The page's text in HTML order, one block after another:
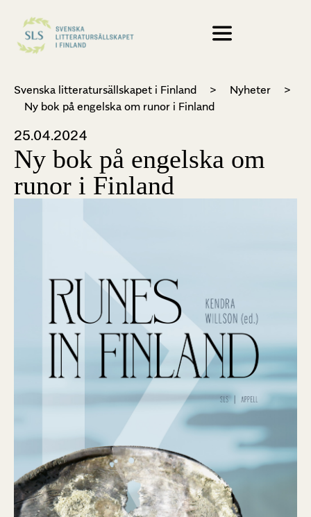
Svenska litteratursällskapet i Finland > Nyheter
>
Ny bok på engelska om runor i Finland
25.04.2024
Ny bok på engelska om
runor i Finland